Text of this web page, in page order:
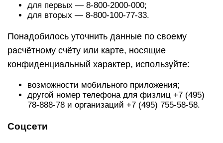
для первых — 8-800-2000-000;
для вторых — 8-800-100-77-33.
Понадобилось уточнить данные по своему
расчётному счёту или карте, носящие
конфиденциальный характер, используйте:
возможности мобильного приложения;
другой номер телефона для физлиц +7 (495)
78-888-78 и организаций +7 (495) 755-58-58.
Соцсети